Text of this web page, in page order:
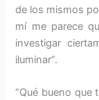
de los mismos
mí me parece
investigar
iluminar”.
“Qué bueno